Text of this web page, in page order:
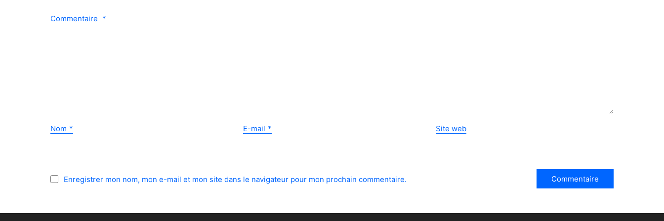
Commentaire *
Nom * E-mail * Site web
Enregistrer mon nom, mon e-mail et mon site dans le navigateur pour mon prochain commentaire.